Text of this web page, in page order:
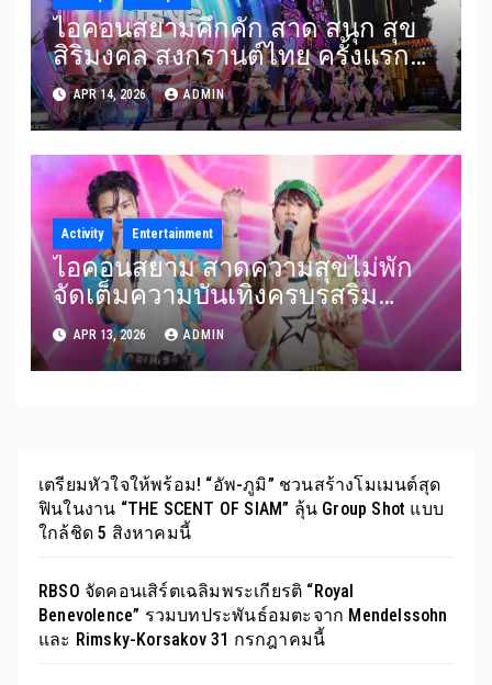
ไอคอนสยามคึกคัก สาด สนุก สุข
สิริมงคล สงกรานต์ไทย ครั้งแรก
ของ “4EVE” สลัดลุคเกิร์ลกรุ๊ปสุด
ฮอตเป็นนางสงกรานต์รากษสเทวี
ในงาน “ICONSIAM THAICONIC
SONGKRAN 2026”
APR 14, 2026 ADMIN
Activity Entertainment
ไอคอนสยาม สาดความสุขไม่พัก
จัดเต็มความบันเทิงครบรสริม
เจ้าพระยา“อู่อู๋–เซฟ”, “ริวจิน–แพท
จิ”, “DOMUNDI GEN 5” ปล่อยเคมี
ความจิ้นเพลินกับลิเกเงินล้าน “ศร
APR 13, 2026 ADMIN
เตรียมหัวใจให้พร้อม! “อัพ-ภูมิ” ชวนสร้างโมเมนต์สุด
ฟินในงาน “THE SCENT OF SIAM” ลุ้น Group Shot แบบ
ใกล้ชิด 5 สิงหาคมนี้
RBSO จัดคอนเสิร์ตเฉลิมพระเกียรติ “Royal
Benevolence” รวมบทประพันธ์อมตะจาก Mendelssohn
และ Rimsky-Korsakov 31 กรกฎาคมนี้